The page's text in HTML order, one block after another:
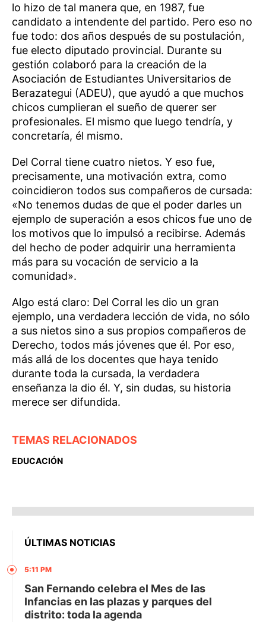
lo hizo de tal manera que, en 1987, fue
candidato a intendente del partido. Pero eso no
fue todo: dos años después de su postulación,
fue electo diputado provincial. Durante su
gestión colaboró para la creación de la
Asociación de Estudiantes Universitarios de
Berazategui (ADEU), que ayudó a que muchos
chicos cumplieran el sueño de querer ser
profesionales. El mismo que luego tendría, y
concretaría, él mismo.
Del Corral tiene cuatro nietos. Y eso fue,
precisamente, una motivación extra, como
coincidieron todos sus compañeros de cursada:
«No tenemos dudas de que el poder darles un
ejemplo de superación a esos chicos fue uno de
los motivos que lo impulsó a recibirse. Además
del hecho de poder adquirir una herramienta
más para su vocación de servicio a la
comunidad».
Algo está claro: Del Corral les dio un gran
ejemplo, una verdadera lección de vida, no sólo
a sus nietos sino a sus propios compañeros de
Derecho, todos más jóvenes que él. Por eso,
más allá de los docentes que haya tenido
durante toda la cursada, la verdadera
enseñanza la dio él. Y, sin dudas, su historia
merece ser difundida.
TEMAS RELACIONADOS
EDUCACIÓN
ÚLTIMAS NOTICIAS
5:11 PM
San Fernando celebra el Mes de las
Infancias en las plazas y parques del
distrito: toda la agenda